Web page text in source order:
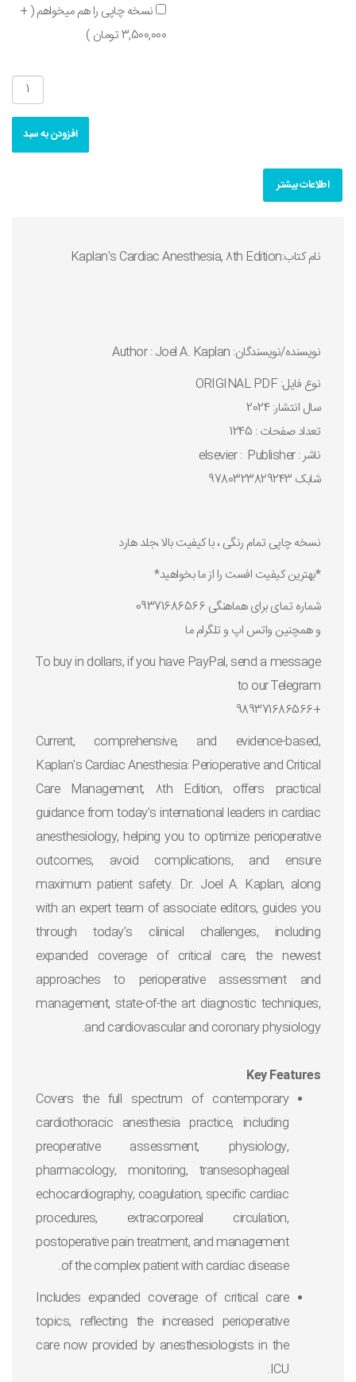
نسخه چاپی را هم میخواهم ( +
3,500,000 تومان )
افزودن به سبد
اطلاعات بیشتر
نام کتاب:Kaplan's Cardiac Anesthesia, 8th Edition
نويسنده/نويسندگان: Author : Joel A. Kaplan
نوع فايل: ORIGINAL PDF
سال انتشار: 2024
تعداد صفحات : 1245
ناشر : Publisher ‏ : ‎elsevier
شابک 9780323829243
نسخه چاپی تمام رنگی ، با کیفیت بالا ،جلد هارد
*بهترین کیفیت افست را از ما بخواهید*
شماره تمای برای هماهنگی 09371686566
و همچنین واتس اپ و تلگرام ما
To buy in dollars, if you have PayPal, send a message
to our Telegram
+989371686566
Current, comprehensive, and evidence-based,
Kaplan's Cardiac Anesthesia: Perioperative and Critical
Care Management, 8th Edition, offers practical
guidance from today’s international leaders in cardiac
anesthesiology, helping you to optimize perioperative
outcomes, avoid complications, and ensure
maximum patient safety. Dr. Joel A. Kaplan, along
with an expert team of associate editors, guides you
through today’s clinical challenges, including
expanded coverage of critical care, the newest
approaches to perioperative assessment and
management, state-of-the art diagnostic techniques,
and cardiovascular and coronary physiology.
Key Features
Covers the full spectrum of contemporary
cardiothoracic anesthesia practice, including
preoperative assessment, physiology,
pharmacology, monitoring, transesophageal
echocardiography, coagulation, specific cardiac
procedures, extracorporeal circulation,
postoperative pain treatment, and management
of the complex patient with cardiac disease.
Includes expanded coverage of critical care
topics, reflecting the increased perioperative
care now provided by anesthesiologists in the
ICU.